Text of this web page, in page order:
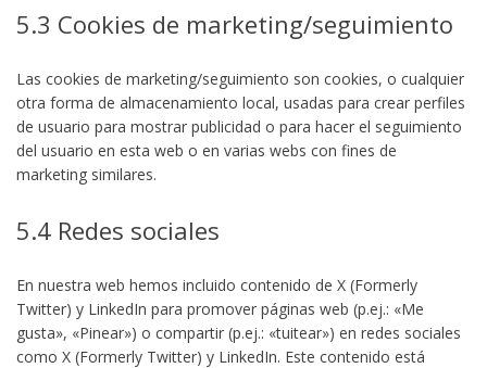
5.3 Cookies de marketing/seguimiento
Las cookies de marketing/seguimiento son cookies, o cualquier
otra forma de almacenamiento local, usadas para crear perfiles
de usuario para mostrar publicidad o para hacer el seguimiento
del usuario en esta web o en varias webs con fines de
marketing similares.
5.4 Redes sociales
En nuestra web hemos incluido contenido de X (Formerly
Twitter) y LinkedIn para promover páginas web (p.ej.: «Me
gusta», «Pinear») o compartir (p.ej.: «tuitear») en redes sociales
como X (Formerly Twitter) y LinkedIn. Este contenido está